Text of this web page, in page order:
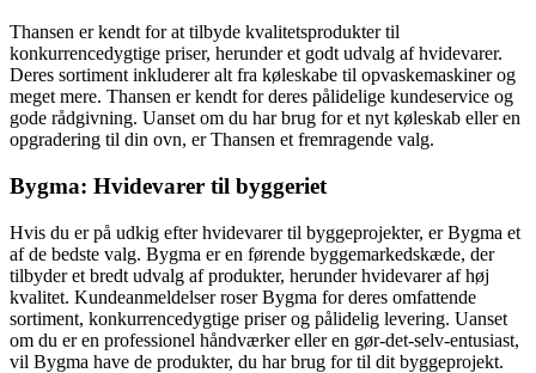
Thansen er kendt for at tilbyde kvalitetsprodukter til
konkurrencedygtige priser, herunder et godt udvalg af hvidevarer.
Deres sortiment inkluderer alt fra køleskabe til opvaskemaskiner og
meget mere. Thansen er kendt for deres pålidelige kundeservice og
gode rådgivning. Uanset om du har brug for et nyt køleskab eller en
opgradering til din ovn, er Thansen et fremragende valg.
Bygma: Hvidevarer til byggeriet
Hvis du er på udkig efter hvidevarer til byggeprojekter, er Bygma et
af de bedste valg. Bygma er en førende byggemarkedskæde, der
tilbyder et bredt udvalg af produkter, herunder hvidevarer af høj
kvalitet. Kundeanmeldelser roser Bygma for deres omfattende
sortiment, konkurrencedygtige priser og pålidelig levering. Uanset
om du er en professionel håndværker eller en gør-det-selv-entusiast,
vil Bygma have de produkter, du har brug for til dit byggeprojekt.